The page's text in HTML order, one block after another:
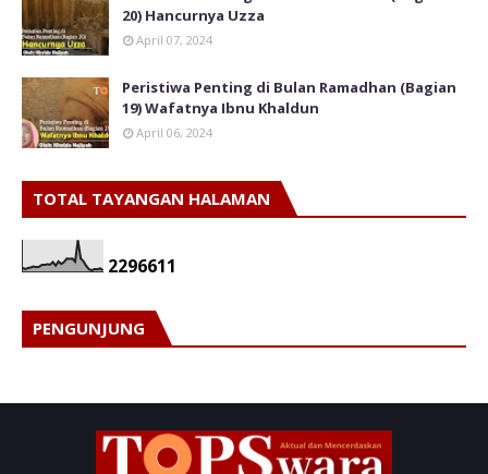
20) Hancurnya Uzza
April 07, 2024
Peristiwa Penting di Bulan Ramadhan (Bagian
19) Wafatnya Ibnu Khaldun
April 06, 2024
TOTAL TAYANGAN HALAMAN
2296611
PENGUNJUNG